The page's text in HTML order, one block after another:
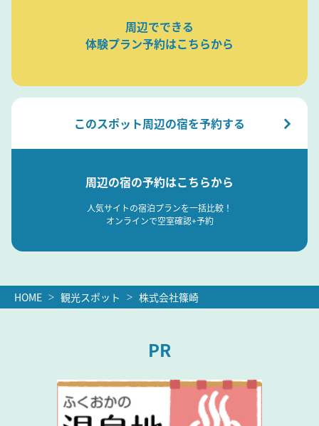
周辺でできる
体験プラン予約はこちらから
このスポット周辺の宿を予約する
周辺の宿の予約はこちらから
人気サイトの宿泊プランを一括比較！
オンラインで空室確認+予約
HOME 観光スポット 株式会社篠崎
PR